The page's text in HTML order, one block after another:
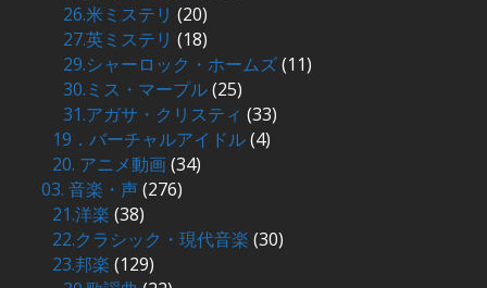
26.米ミステリ (20)
27.英ミステリ (18)
29.シャーロック・ホームズ(11)
30.ミス・マープル(25)
31.アガサ・クリスティ (33)
19．バーチャルアイドル(4)
20. アニメ動画(34)
03. 音楽・声(276)
21.洋楽 (38)
22.クラシック・現代音楽 (30)
23.邦楽 (129)